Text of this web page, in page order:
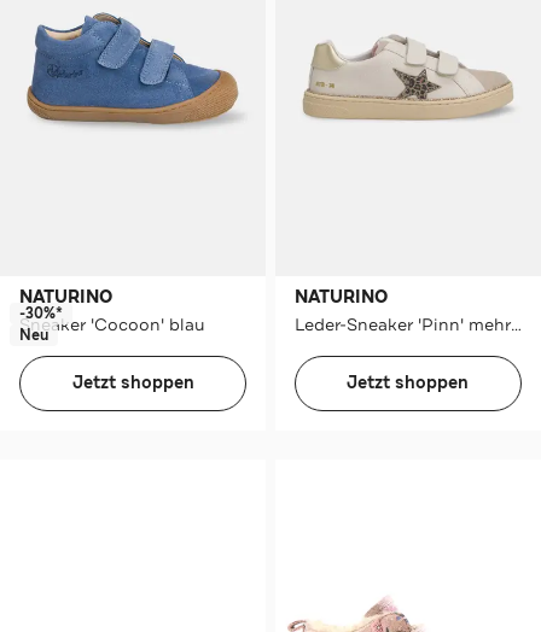
NATURINO
Sneaker 'Cocoon' blau
-30%*
Neu
Jetzt shoppen
NATURINO
Leder-Sneaker 'Pinn' mehrfarbig
Jetzt shoppen